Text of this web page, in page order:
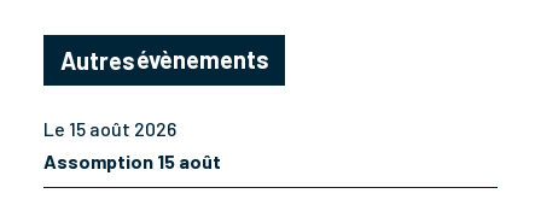
Autresévènements
Le 15 août 2026
Assomption 15 août